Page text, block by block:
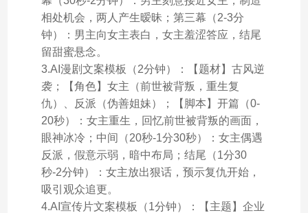
相处机会，两人产生暧昧；第三幕（2-3分
钟）：男主向女主表白，女主羞涩答应，结尾
留甜蜜悬念。
3.AI漫剧文案模板（2分钟）：【题材】古风逆
袭；【角色】女主（前世被背叛，重生复
仇）、反派（伪善姐妹）；【脚本】开篇（0-
20秒）：女主重生，回忆前世被背叛的画面，
眼神冰冷；中间（20秒-1分30秒）：女主偶遇
反派，假意示弱，暗中布局；结尾（1分30
秒-2分钟）：女主放出狠话，预示复仇开始，
吸引观众追更。
4.AI宣传片文案模板（1分钟）：【主题】企业